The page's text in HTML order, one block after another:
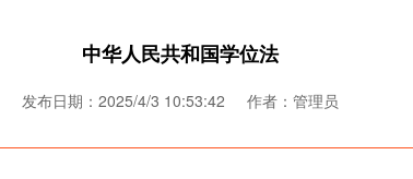
中华人民共和国学位法
发布日期：2025/4/3 10:53:42 作者：管理员